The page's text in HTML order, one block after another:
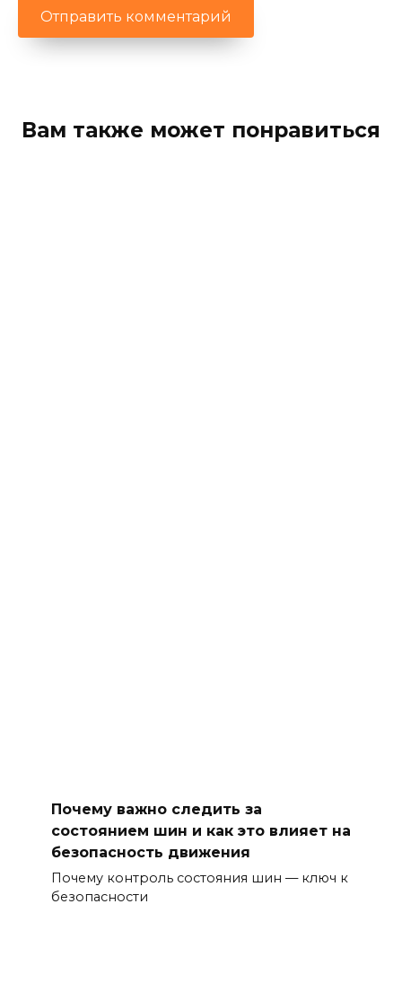
Вам также может понравиться
Почему важно следить за
состоянием шин и как это влияет на
безопасность движения
Почему контроль состояния шин — ключ к
безопасности